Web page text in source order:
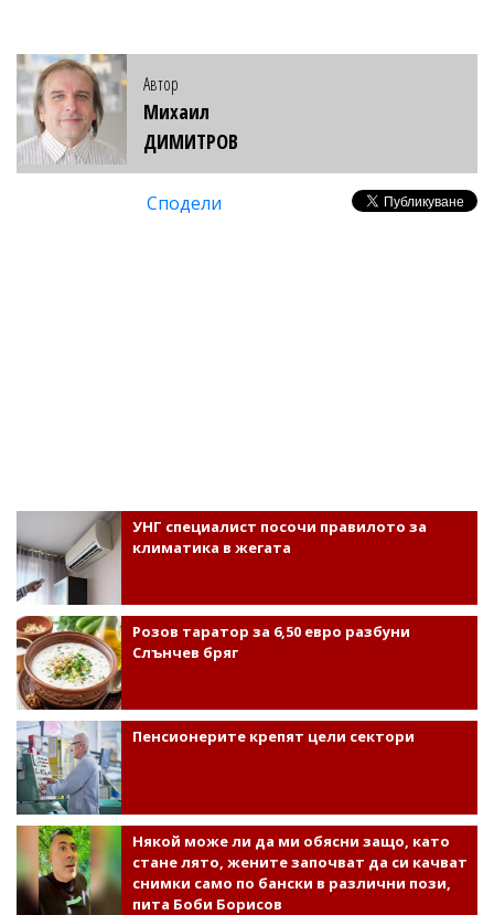
Автор
Михаил
ДИМИТРОВ
Сподели
УНГ специалист посочи правилото за
климатика в жегата
Розов таратор за 6,50 евро разбуни
Слънчев бряг
Пенсионерите крепят цели сектори
Някой може ли да ми обясни защо, като
стане лято, жените започват да си качват
снимки само по бански в различни пози,
пита Боби Борисов